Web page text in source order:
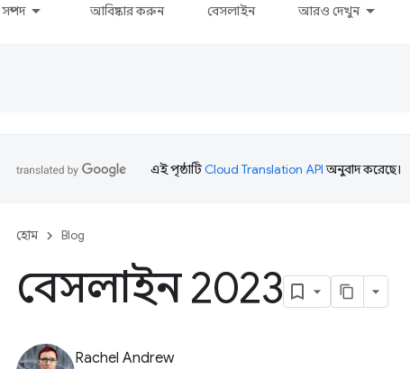
সম্পদ আবিষ্কার করুন বেসলাইন আরও দেখুন
এই পৃষ্ঠাটিCloud Translation APIঅনুবাদ করেছে।
হোম Blog
বেসলাইন 2023
Rachel Andrew